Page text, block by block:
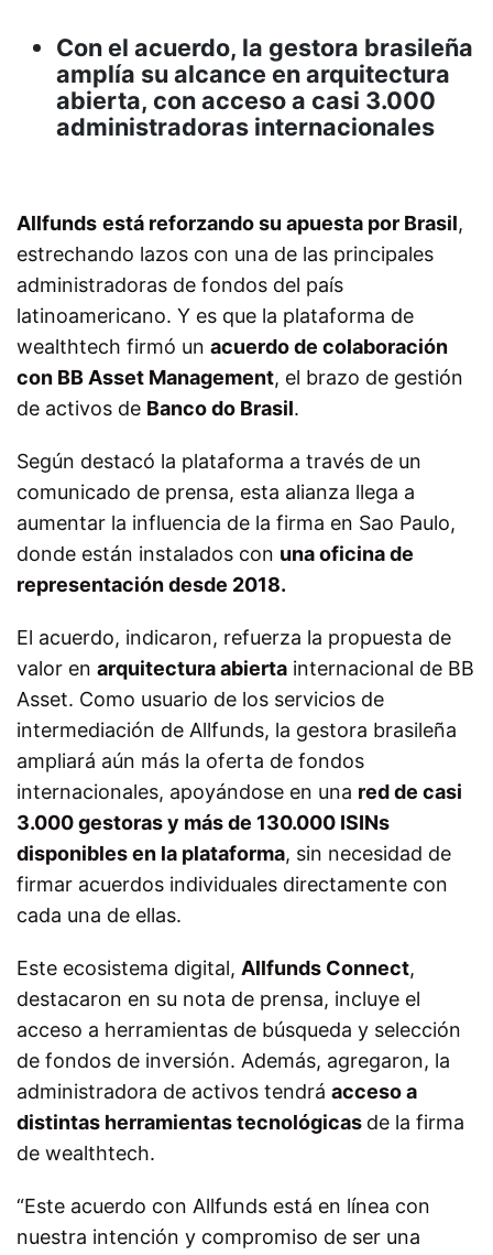
Con el acuerdo, la gestora brasileña
amplía su alcance en arquitectura
abierta, con acceso a casi 3.000
administradoras internacionales
Allfunds está reforzando su apuesta por Brasil,
estrechando lazos con una de las principales
administradoras de fondos del país
latinoamericano. Y es que la plataforma de
wealthtech firmó un acuerdo de colaboración
con BB Asset Management, el brazo de gestión
de activos de Banco do Brasil.
Según destacó la plataforma a través de un
comunicado de prensa, esta alianza llega a
aumentar la influencia de la firma en Sao Paulo,
donde están instalados con una oficina de
representación desde 2018.
El acuerdo, indicaron, refuerza la propuesta de
valor en arquitectura abierta internacional de BB
Asset. Como usuario de los servicios de
intermediación de Allfunds, la gestora brasileña
ampliará aún más la oferta de fondos
internacionales, apoyándose en una red de casi
3.000 gestoras y más de 130.000 ISINs
disponibles en la plataforma, sin necesidad de
firmar acuerdos individuales directamente con
cada una de ellas.
Este ecosistema digital, Allfunds Connect,
destacaron en su nota de prensa, incluye el
acceso a herramientas de búsqueda y selección
de fondos de inversión. Además, agregaron, la
administradora de activos tendrá acceso a
distintas herramientas tecnológicas de la firma
de wealthtech.
“Este acuerdo con Allfunds está en línea con
nuestra intención y compromiso de ser una